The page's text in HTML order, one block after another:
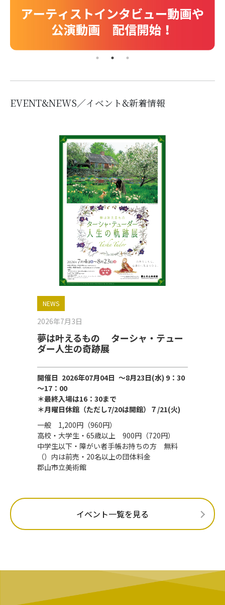
EVENT&NEWS／イベント&新着情報
NEWS
2026年7月3日
夢は叶えるもの ターシャ・テュー
ダー人生の奇跡展
開催日 2026年07月04日 ～8月23日(水) 9：30
～17：00
＊最終入場は16：30まで
＊月曜日休館（ただし7/20は開館）７/21(火)
一般 1,200円（960円）
高校・大学生・65歳以上 900円（720円）
中学生以下・障がい者手帳お持ちの方 無料
（）内は前売・20名以上の団体料金
郡山市立美術館
イベント一覧を見る